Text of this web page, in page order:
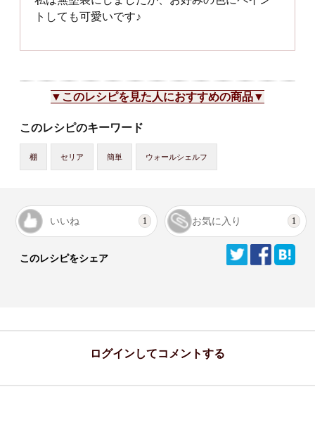
トしても可愛いです♪
▼このレシピを見た人におすすめの商品▼
このレシピのキーワード
棚 セリア 簡単 ウォールシェルフ
いいね 1 お気に入り 1
このレシピをシェア
ログインしてコメントする